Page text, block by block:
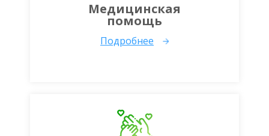
Медицинская
помощь
Подробнее